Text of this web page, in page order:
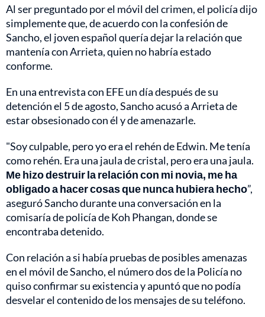
Al ser preguntado por el móvil del crimen, el policía dijo
simplemente que, de acuerdo con la confesión de
Sancho, el joven español quería dejar la relación que
mantenía con Arrieta, quien no habría estado
conforme.
En una entrevista con EFE un día después de su
detención el 5 de agosto, Sancho acusó a Arrieta de
estar obsesionado con él y de amenazarle.
"Soy culpable, pero yo era el rehén de Edwin. Me tenía
como rehén. Era una jaula de cristal, pero era una jaula.
Me hizo destruir la relación con mi novia, me ha
obligado a hacer cosas que nunca hubiera hecho”,
aseguró Sancho durante una conversación en la
comisaría de policía de Koh Phangan, donde se
encontraba detenido.
Con relación a si había pruebas de posibles amenazas
en el móvil de Sancho, el número dos de la Policía no
quiso confirmar su existencia y apuntó que no podía
desvelar el contenido de los mensajes de su teléfono.